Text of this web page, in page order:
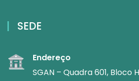
SEDE
Endereço
SGAN – Quadra 601, Bloco